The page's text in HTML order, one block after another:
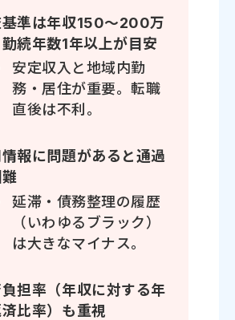
基準は年収150～200万
続年数1年以上が目安
安定収入と地域内勤
務・居住が重要。転職
直後は不利。
報に問題があると通過
延滞・債務整理の履歴
（いわゆるブラック）
は大きなマイナス。
担率（年収に対する年
済比率）も重視